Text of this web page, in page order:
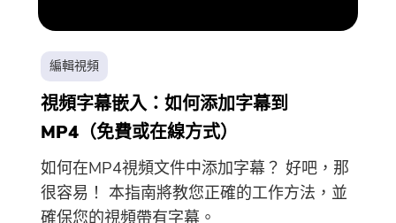
編輯視頻
視頻字幕嵌入：如何添加字幕到
MP4（免費或在線方式）
如何在MP4視頻文件中添加字幕？ 好吧，那
很容易！ 本指南將教您正確的工作方法，並
確保您的視頻帶有字幕。